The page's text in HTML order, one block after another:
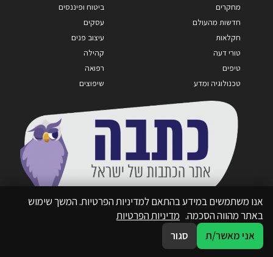
מחקרים
חדשות מהעולם
חקלאות
טורי דעה
טיפים
טכנולוגיה ומדע
ביטוח ופיננסים
עסקים
עיצוב פנים
קהילה
רפואה
שיפוצים
אנו משתמשים במידע בהתאם למדיניות הפרטיות. המשך שימוש
באתר מהווה הסכמה. מדיניות הפרטיות
אני מאשר/ת
סגור